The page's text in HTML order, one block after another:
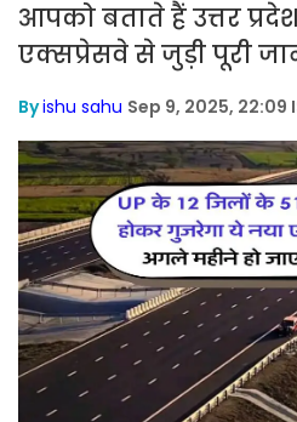
आपको बताते हैं उत्तर
एक्सप्रेसवे से जुड़ी पूरी
Byishu sahu Sep 9, 2025, 22:09